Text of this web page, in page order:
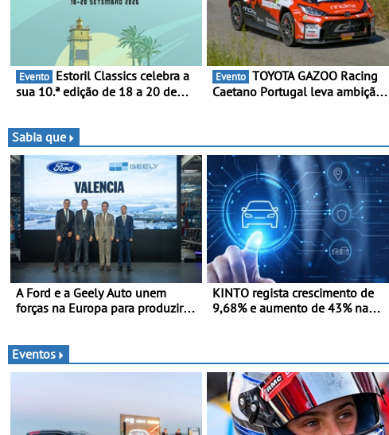
Evento
sua 10.ª edição de 18 a 20 de
Evento
Caetano Portugal leva ambição
Sabia que
A Ford e a Geely Auto unem
forças na Europa para produzir
KINTO regista crescimento de
9,68% e aumento de 43% na
Eventos